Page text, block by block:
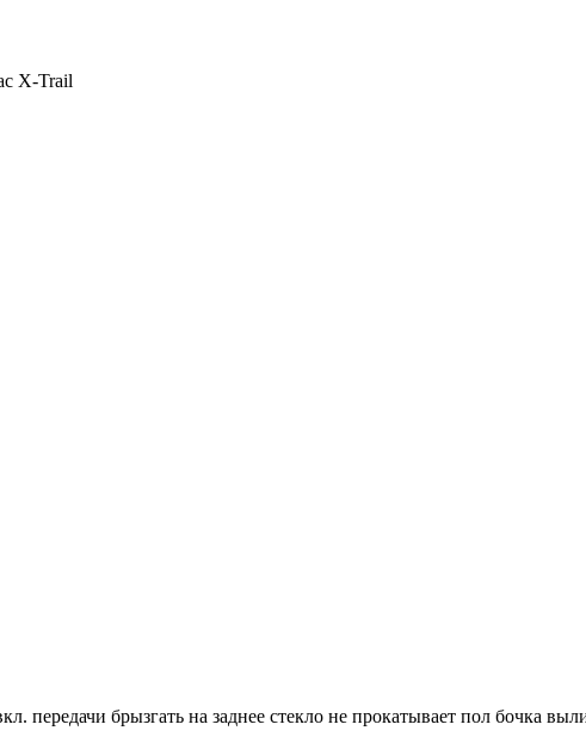
Х-Trail
передачи брызгать на заднее стекло не прокатывает пол бочка